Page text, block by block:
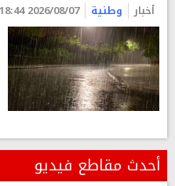
أخبار وطنية 2026/08/07 18:44
أحدث مقاطع فيديو